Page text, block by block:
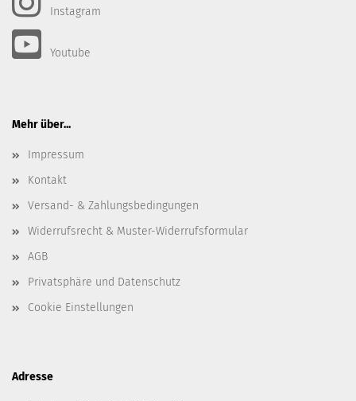
Instagram
Youtube
Mehr über...
Impressum
Kontakt
Versand- & Zahlungsbedingungen
Widerrufsrecht & Muster-Widerrufsformular
AGB
Privatsphäre und Datenschutz
Cookie Einstellungen
Adresse